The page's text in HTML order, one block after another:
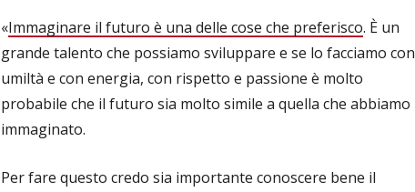
«Immaginare il futuro è una delle cose che preferisco. È un
grande talento che possiamo sviluppare e se lo facciamo con
umiltà e con energia, con rispetto e passione è molto
probabile che il futuro sia molto simile a quella che abbiamo
immaginato.
Per fare questo credo sia importante conoscere bene il